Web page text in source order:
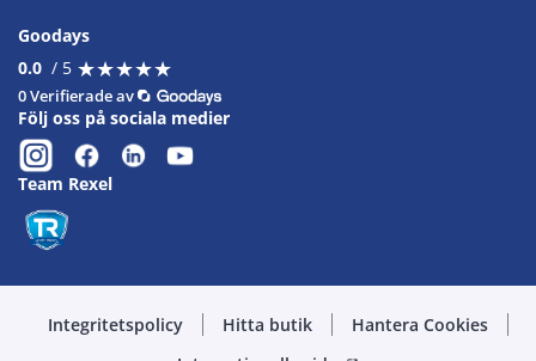
Goodays
0.0 / 5 ★★★★★
★★★★★
0 Verifierade av
Följ oss på sociala medier
Team Rexel
Integritetspolicy Hitta butik
Hantera Cookies